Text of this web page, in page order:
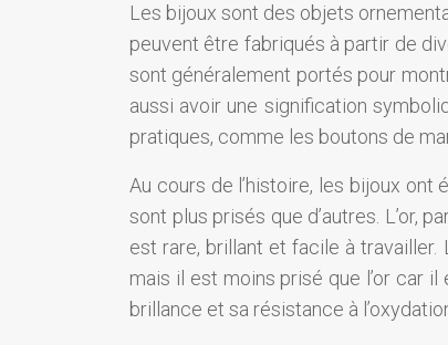
Les bijoux sont des objets
peuvent être fabriqués à partir de
sont généralement portés pour
aussi avoir une signification
pratiques, comme les boutons de
Au cours de l’histoire, les bijoux
sont plus prisés que d’autres. L’or,
est rare, brillant et facile à
mais il est moins prisé que l’or car
brillance et sa résistance à